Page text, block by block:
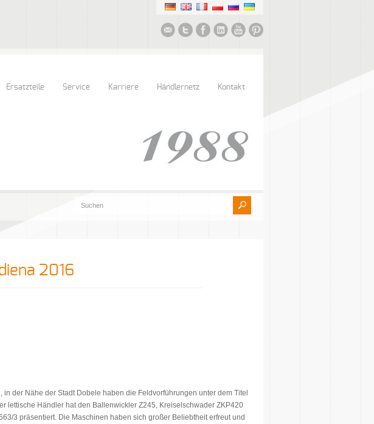
Ersatzteile Service Karriere Händlernetz Kontakt
2016
in der Nähe der Stadt Dobele haben die Feldvorführungen unter dem Titel
lettische Händler hat den Ballenwickler Z245, Kreiselschwader ZKP420
3 präsentiert. Die Maschinen haben sich großer Beliebtheit erfreut und